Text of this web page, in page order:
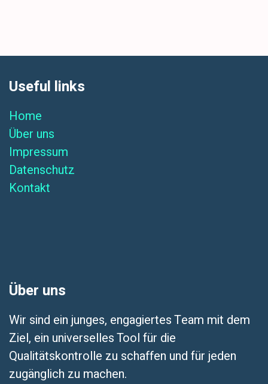
Useful links
Home
Über uns
Impressum
Datenschutz
Kontakt
Über uns
Wir sind ein junges, engagiertes Team mit dem
Ziel, ein universelles Tool für die
Qualitätskontrolle zu schaffen und für jeden
zugänglich zu machen.